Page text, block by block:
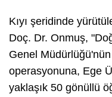
Kıyı şeridinde
Doç. Dr. Onmuş,
Genel
operasyonuna, Ege
yaklaşık 50 gönüllü